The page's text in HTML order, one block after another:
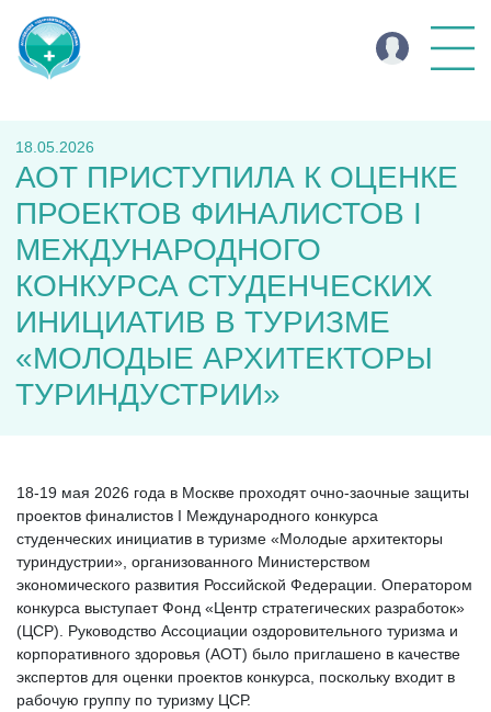
18.05.2026
АОТ ПРИСТУПИЛА К ОЦЕНКЕ
ПРОЕКТОВ ФИНАЛИСТОВ І
МЕЖДУНАРОДНОГО
КОНКУРСА СТУДЕНЧЕСКИХ
ИНИЦИАТИВ В ТУРИЗМЕ
«МОЛОДЫЕ АРХИТЕКТОРЫ
ТУРИНДУСТРИИ»
18-19 мая 2026 года в Москве проходят очно-заочные защиты
проектов финалистов І Международного конкурса
студенческих инициатив в туризме «Молодые архитекторы
туриндустрии», организованного Министерством
экономического развития Российской Федерации. Оператором
конкурса выступает Фонд «Центр стратегических разработок»
(ЦСР). Руководство Ассоциации оздоровительного туризма и
корпоративного здоровья (АОТ) было приглашено в качестве
экспертов для оценки проектов конкурса, поскольку входит в
рабочую группу по туризму ЦСР.